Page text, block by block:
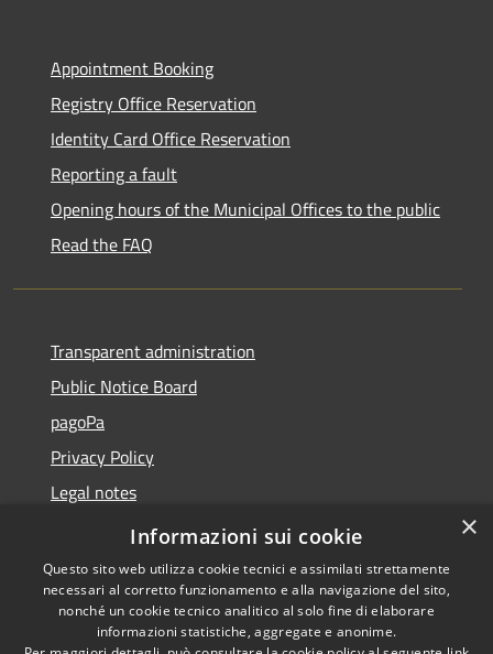
Appointment Booking
Registry Office Reservation
Identity Card Office Reservation
Reporting a fault
Opening hours of the Municipal Offices to the public
Read the FAQ
Transparent administration
Public Notice Board
pagoPa
Privacy Policy
Legal notes
Accessibility Statement
Copyright © 2026 • Città di
×
Informazioni sui cookie
Questo sito web utilizza cookie tecnici e assimilati strettamente
necessari al corretto funzionamento e alla navigazione del sito,
nonché un cookie tecnico analitico al solo fine di elaborare
informazioni statistiche, aggregate e anonime.